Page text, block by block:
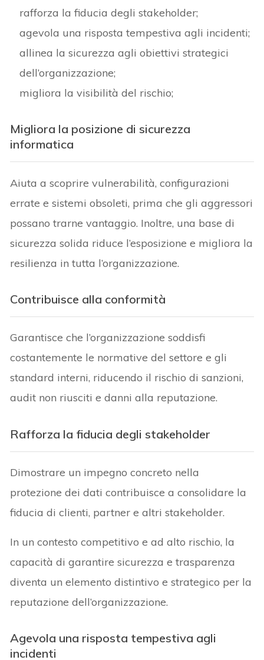
rafforza la fiducia degli stakeholder;
agevola una risposta tempestiva agli incidenti;
allinea la sicurezza agli obiettivi strategici
dell’organizzazione;
migliora la visibilità del rischio;
Migliora la posizione di sicurezza
informatica
Aiuta a scoprire vulnerabilità, configurazioni
errate e sistemi obsoleti, prima che gli aggressori
possano trarne vantaggio. Inoltre, una base di
sicurezza solida riduce l’esposizione e migliora la
resilienza in tutta l’organizzazione.
Contribuisce alla conformità
Garantisce che l’organizzazione soddisfi
costantemente le normative del settore e gli
standard interni, riducendo il rischio di sanzioni,
audit non riusciti e danni alla reputazione.
Rafforza la fiducia degli stakeholder
Dimostrare un impegno concreto nella
protezione dei dati contribuisce a consolidare la
fiducia di clienti, partner e altri stakeholder.
In un contesto competitivo e ad alto rischio, la
capacità di garantire sicurezza e trasparenza
diventa un elemento distintivo e strategico per la
reputazione dell’organizzazione.
Agevola una risposta tempestiva agli
incidenti